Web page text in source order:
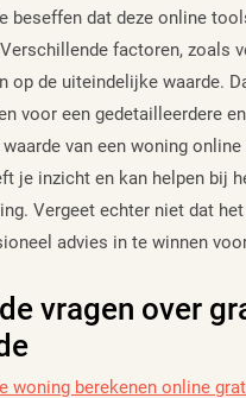
beseffen dat deze online
factoren, zoals
op de uiteindelijke waarde.
voor een gedetailleerdere
van een woning
je inzicht en kan helpen bij
Vergeet echter niet dat
advies in te winnen
vragen over
woning berekenen online